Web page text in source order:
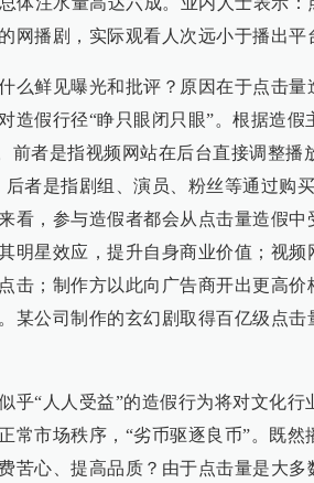
网播剧，实际观看人次远小于播出平
么鲜见曝光和批评？原因在于点击
造假行径“睁只眼闭只眼”。根据造假
前者是指视频网站在后台直接调整播
后者是指剧组、演员、粉丝等通过购
看，参与造假者都会从点击量造假中
明星效应，提升自身商业价值；视频
击；制作方以此向广告商开出更高价
某公司制作的玄幻剧取得百亿级点
乎“人人受益”的造假行为将对文化行
常市场秩序，“劣币驱逐良币”。既然
苦心、提高品质？由于点击量是大多